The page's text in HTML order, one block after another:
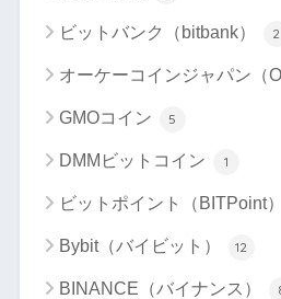
ビットバンク（bitbank） 2
オーケーコインジャパン（
GMOコイン 5
DMMビットコイン 1
ビットポイント（BITPoint）
Bybit（バイビット） 12
BINANCE（バイナンス）